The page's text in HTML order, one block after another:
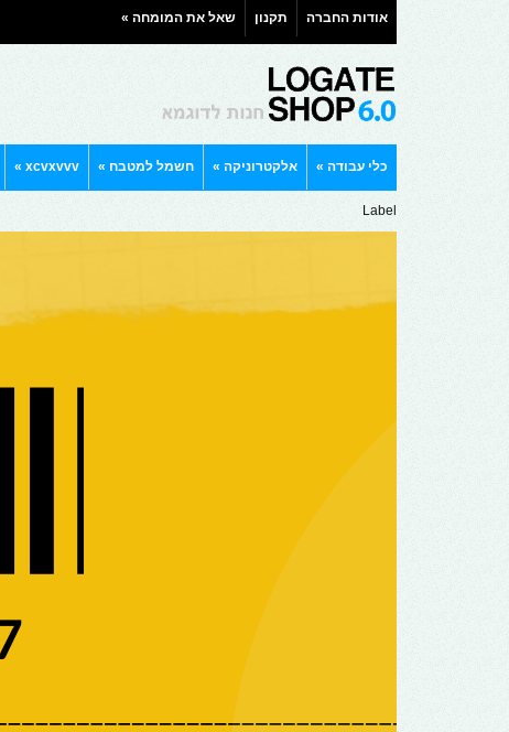
אודות החברה תקנון שאל את המומחה »
כלי עבודה » אלקטרוניקה » חשמל למטבח »
xcvxvvv
»
Label
שם החבר